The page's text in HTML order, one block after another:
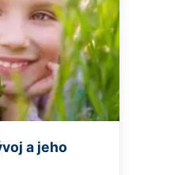
a jeho